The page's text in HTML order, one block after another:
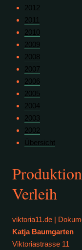
2012
2011
2010
2009
2008
2007
2006
2005
2004
2003
2002
Übersicht
Verleih
viktoria11.de |
Katja Baumgarten
Viktoriastrasse 11